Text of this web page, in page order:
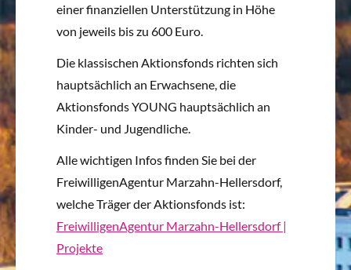
einer finanziellen Unterstützung in Höhe
von jeweils bis zu 600 Euro.
Die klassischen Aktionsfonds richten sich
hauptsächlich an Erwachsene, die
Aktionsfonds YOUNG hauptsächlich an
Kinder- und Jugendliche.
Alle wichtigen Infos finden Sie bei der
FreiwilligenAgentur Marzahn-Hellersdorf,
welche Träger der Aktionsfonds ist:
FreiwilligenAgentur Marzahn-Hellersdorf |
Projekte